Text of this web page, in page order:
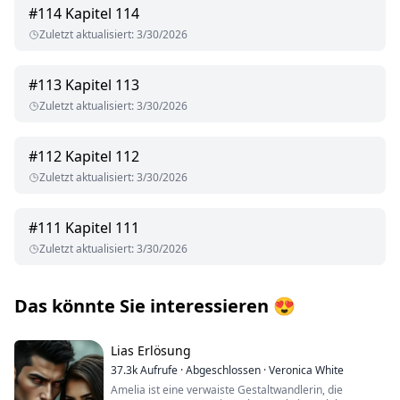
#114 Kapitel 114
Zuletzt aktualisiert:3/30/2026
#113 Kapitel 113
Zuletzt aktualisiert:3/30/2026
#112 Kapitel 112
Zuletzt aktualisiert:3/30/2026
#111 Kapitel 111
Zuletzt aktualisiert:3/30/2026
Das könnte Sie interessieren 😍
Lias Erlösung
37.3kAufrufe ·Abgeschlossen ·Veronica White
Amelia ist eine verwaiste Gestaltwandlerin, die